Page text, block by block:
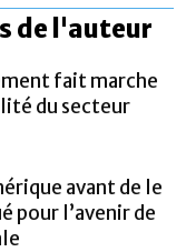
de l'auteur
fait marche
du secteur
avant de le
pour l’avenir de